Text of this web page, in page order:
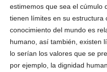
estimemos que sea el cúmulo
tienen límites en su estructura
conocimiento del mundo es
humano, así también, existen
lo serían los valores que se
por ejemplo, la dignidad